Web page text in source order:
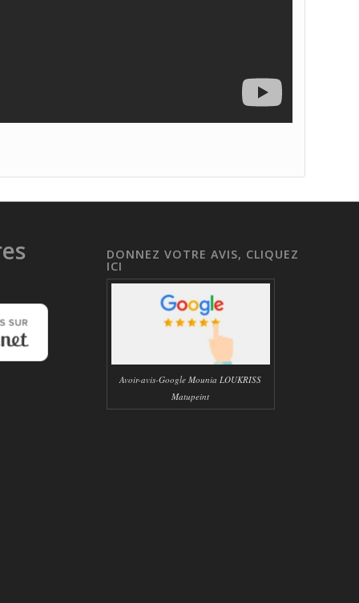
DONNEZ VOTRE AVIS, CLIQUEZ
ICI
Avoir-avis-Google Mounia LOUKRISS
Matupeint